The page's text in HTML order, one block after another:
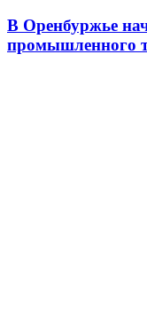
В Оренбуржье
промышленного